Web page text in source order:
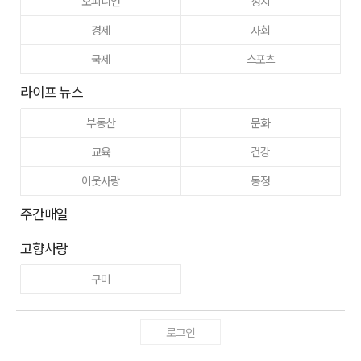
경제
사회
국제
스포츠
라이프 뉴스
부동산
문화
교육
건강
이웃사랑
동정
주간매일
고향사랑
구미
로그인